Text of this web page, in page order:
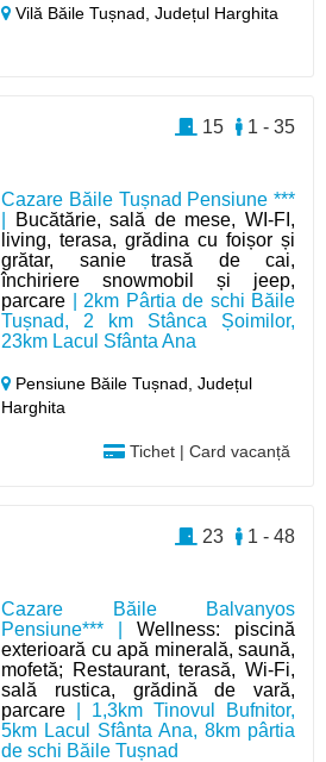
Vilă Băile Tușnad,Județul Harghita
Cazare Băile Tușnad Pensiune ***
Bucătărie, sală de mese, WI-FI,
living, terasa, grădina cu foișor și
grătar, sanie trasă de cai,
închiriere snowmobil și jeep,
parcare | 2km Pârtia de schi Băile
Tușnad, 2 km Stânca Șoimilor,
23km Lacul Sfânta Ana
Pensiune Băile Tușnad,Județul
Harghita
Tichet | Card vacanță
1 - 35
15
Cazare Băile Balvanyos
Pensiune*** |Wellness: piscină
exterioară cu apă minerală, saună,
mofetă; Restaurant, terasă, Wi-Fi,
sală rustica, grădină de vară,
parcare | 1,3km Tinovul Bufnitor,
5km Lacul Sfânta Ana, 8km pârtia
de schi Băile Tușnad
1 - 48
23